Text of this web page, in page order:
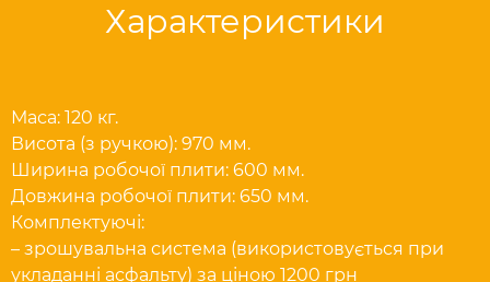
Характеристики
Маса: 120 кг.
Висота (з ручкою): 970 мм.
Ширина робочої плити: 600 мм.
Довжина робочої плити: 650 мм.
Комплектуючі:
– зрошувальна система (використовується при
укладанні асфальту) за ціною 1200 грн